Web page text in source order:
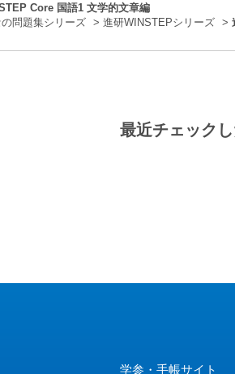
Core 国語1 文学的文章編
問題集シリーズ > 進研WINSTEPシリーズ >
最近チェック
学参・手帳サイト